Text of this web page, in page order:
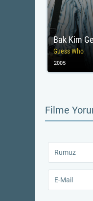
Bak Kim
Guess Who
2005
Filme